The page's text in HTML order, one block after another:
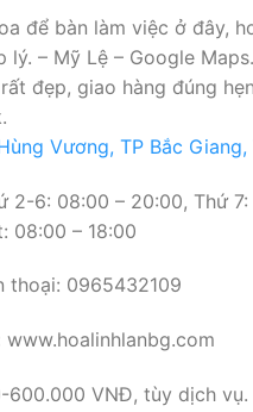
để bàn làm việc ở đây,
lý. – Mỹ Lệ – Google
đẹp, giao hàng đúng
Vương, TP Bắc Giang,
2-6: 08:00 – 20:00, Thứ
08:00 – 18:00
thoại: 0965432109
www.hoalinhlanbg.com
600.000 VNĐ, tùy dịch vụ.